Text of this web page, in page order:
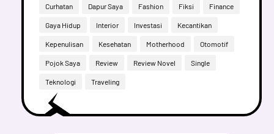
Curhatan Dapur Saya Fashion Fiksi Finance
Gaya Hidup Interior Investasi Kecantikan
Kepenulisan Kesehatan Motherhood Otomotif
Pojok Saya Review Review Novel Single
Teknologi Traveling